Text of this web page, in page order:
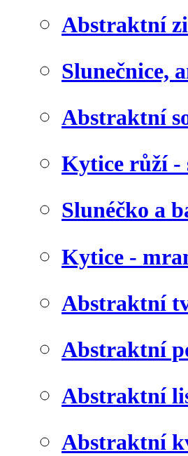
Abstraktní
Slunečnice,
Abstraktní
Kytice růží -
Slunéčko a
Kytice -
Abstraktní
Abstraktní
Abstraktní
Abstraktní